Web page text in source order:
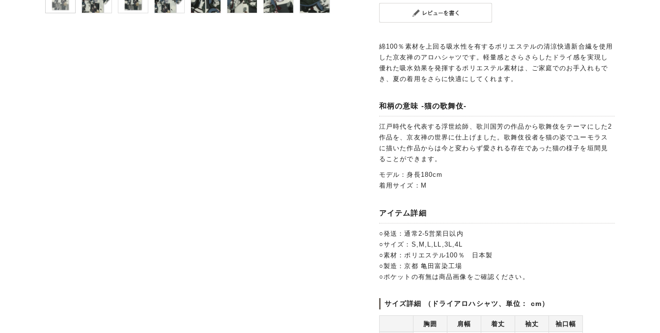
綿100％素材を上回る吸水性を有するポリエステルの清涼快適新合繊を使用
した京友禅のアロハシャツです。軽量感とさらさらしたドライ感を実現し
優れた吸水効果を発揮するポリエステル素材は、ご家庭でのお手入れもで
き、夏の着用をさらに快適にしてくれます。
和柄の意味 -猫の歌舞伎-
江戸時代を代表する浮世絵師、歌川国芳の作品から歌舞伎をテーマにした2
作品を、京友禅の世界に仕上げました。歌舞伎役者を猫の姿でユーモラス
に描いた作品からは今と変わらず愛される存在であった猫の様子を垣間見
ることができます。
モデル：身長180cm
着用サイズ：M
アイテム詳細
○発送：通常2-5営業日以内
○サイズ：S,M,L,LL,3L,4L
○素材：ポリエステル100％ 日本製
○製造：京都 亀田富染工場
○ポケットの有無は商品画像をご確認ください。
サイズ詳細 （ドライアロハシャツ、単位： cm）
胸囲 肩幅 着丈 袖丈 袖口幅